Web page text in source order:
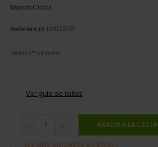
Marca Crocs
Referencia 10013258
Jibbitz™ charm.
Ver guía de tallas
AÑADIR A LA CESTA
ÚLTIMAS UNIDADES EN STOCK